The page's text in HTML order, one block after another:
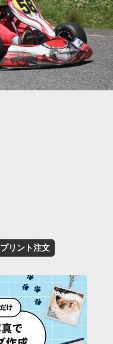
プリント注文